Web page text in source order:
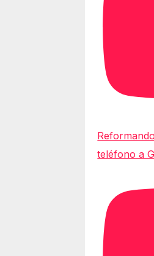
teléfono a